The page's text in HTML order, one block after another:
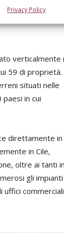
Privacy Policyil nostro
che sono
verticalmente
59 di proprietà.
situati nelle
in cui
direttamente in
in Cile,
oltre ai tanti in
gli